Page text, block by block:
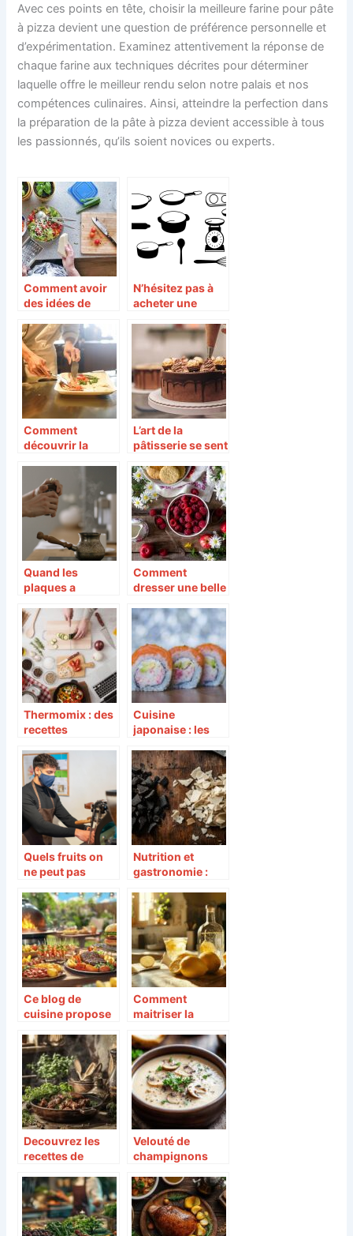
Avec ces points en tête, choisir la meilleure farine pour pâte
à pizza devient une question de préférence personnelle et
d’expérimentation. Examinez attentivement la réponse de
chaque farine aux techniques décrites pour déterminer
laquelle offre le meilleur rendu selon notre palais et nos
compétences culinaires. Ainsi, atteindre la perfection dans
la préparation de la pâte à pizza devient accessible à tous
les passionnés, qu’ils soient novices ou experts.
Comment avoir
des idées de
N’hésitez pas à
acheter une
de batteries de
cuisine
Comment
découvrir la
mondiale ?
L’art de la
pâtisserie se sent
du gâteau
Quand les
plaques a
s’invitent a la
cuisine !
Comment
dresser une belle
Thermomix : des
recettes
émerveiller vos
papilles
Cuisine
japonaise : les
manquer
Quels fruits on
ne peut pas
centrifugeuse ?
Nutrition et
gastronomie :
différences entre
truffes noires et
truffes blanches
?
Ce blog de
cuisine propose
innovantes pour
sublimer votre
barbecue
Comment
maitriser la
limoncello
maison etape par
etape
Decouvrez les
recettes de
traditionnelle
avec le bison
comme
ingredient phare
Velouté de
champignons
recette express
pour les soirs de
pluie